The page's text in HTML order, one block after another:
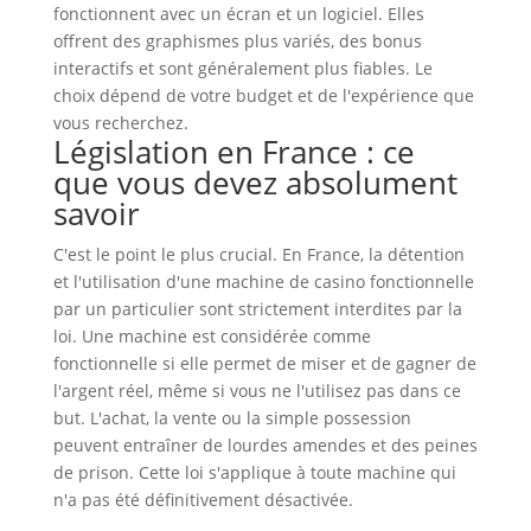
fonctionnent avec un écran et un logiciel. Elles
offrent des graphismes plus variés, des bonus
interactifs et sont généralement plus fiables. Le
choix dépend de votre budget et de l'expérience que
vous recherchez.
Législation en France : ce
que vous devez absolument
savoir
C'est le point le plus crucial. En France, la détention
et l'utilisation d'une machine de casino fonctionnelle
par un particulier sont strictement interdites par la
loi. Une machine est considérée comme
fonctionnelle si elle permet de miser et de gagner de
l'argent réel, même si vous ne l'utilisez pas dans ce
but. L'achat, la vente ou la simple possession
peuvent entraîner de lourdes amendes et des peines
de prison. Cette loi s'applique à toute machine qui
n'a pas été définitivement désactivée.